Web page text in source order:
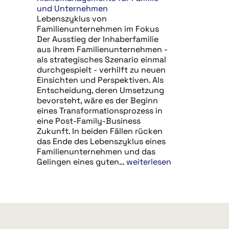
und Unternehmen
Lebenszyklus von
Familienunternehmen im Fokus
Der Ausstieg der Inhaberfamilie
aus ihrem Familienunternehmen -
als strategisches Szenario einmal
durchgespielt - verhilft zu neuen
Einsichten und Perspektiven. Als
Entscheidung, deren Umsetzung
bevorsteht, wäre es der Beginn
eines Transformationsprozess in
eine Post-Family-Business
Zukunft. In beiden Fällen rücken
das Ende des Lebenszyklus eines
Familienunternehmen und das
Gelingen eines guten… weiterlesen